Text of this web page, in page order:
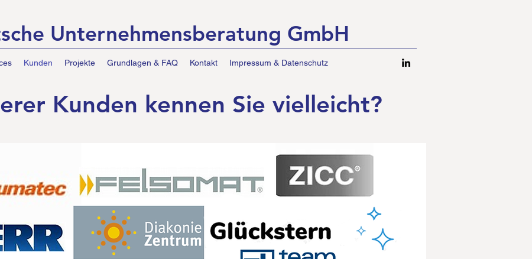
Unternehmensberatung GmbH
Kunden Projekte Grundlagen & FAQ Kontakt Impressum & Datenschutz
Kunden kennen Sie vielleicht?